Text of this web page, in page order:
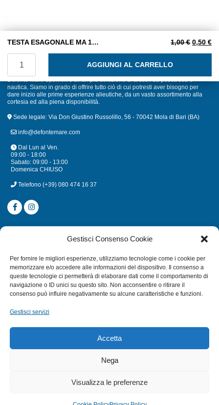
Gestisci Consenso Cookie
Per fornire le migliori esperienze, utilizziamo tecnologie come i cookie per
memorizzare e/o accedere alle informazioni del dispositivo. Il consenso a
queste tecnologie ci permetterà di elaborare dati come il comportamento di
navigazione o ID unici su questo sito. Non acconsentire o ritirare il
consenso può influire negativamente su alcune caratteristiche e funzioni.
Gestisci servizi
Accetta
Nega
Visualizza le preferenze
TESTA ESAGONALE MA 14×50 INOX A2 1,00€ Il
0,50 €Il
AGGIUNGI AL CARRELLO
Defonte Mare Sport offre un'ampia selezione di articoli da pesca sub e
nautica. Siamo in grado di offrire tutto ciò di cui potresti aver bisogno per
dare inizio alle prime esperienze alieutiche, da un vasto assortimento alla
cortesia ed alla piena disponibilità.
Sede legale: Via Don Giustino Russolillo, 56 - 70042 Mola di Bari (BA)
info@defontemare.com
Dal Lun al Ven.
09:00 - 18:00
Sabato: 09:00 - 13:00
Domenica CHIUSO
Telefono (+39) 080 474 16 37
CATEGORIE
MULINELLI
CANNE
ACCESSORI NAUTICI
TERMINI E CONDIZIONI